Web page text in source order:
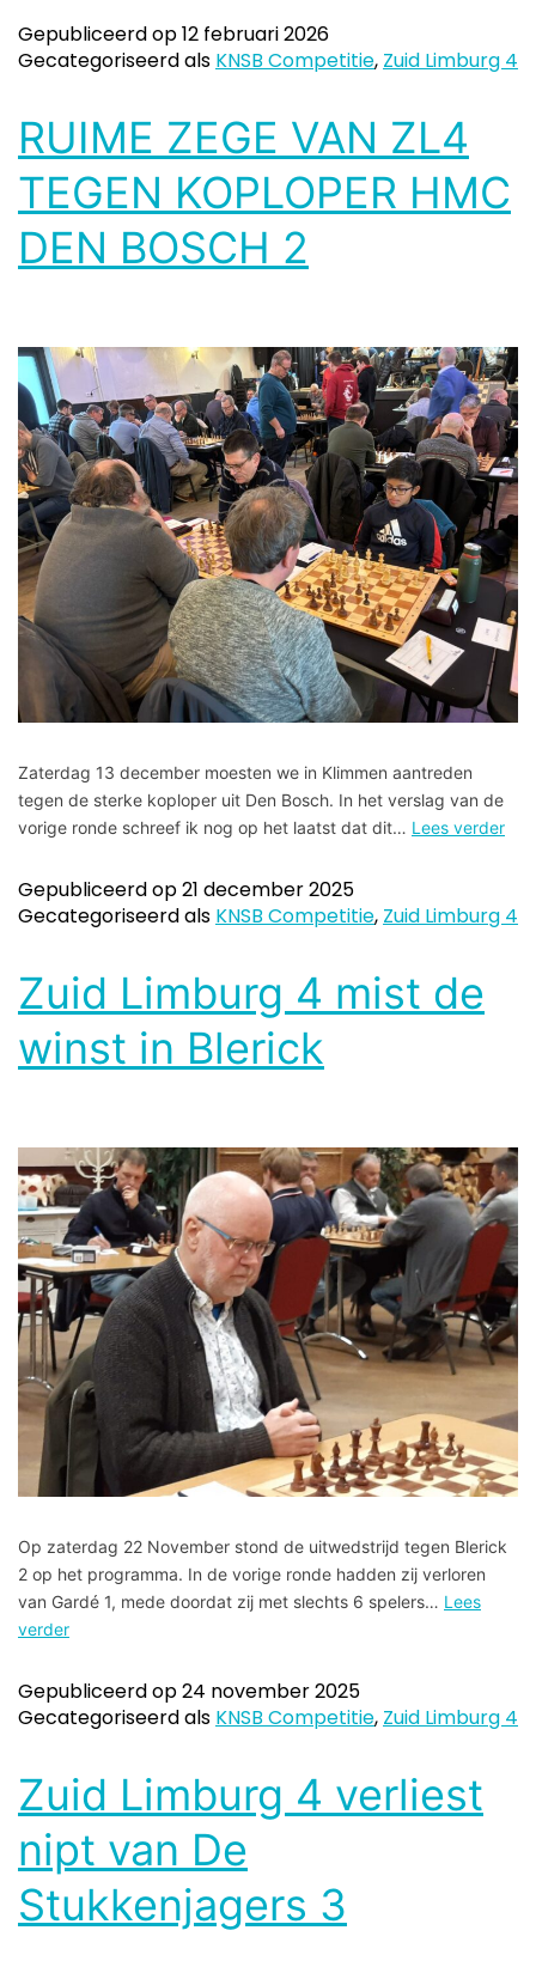
Gepubliceerd op12 februari 2026
Gecategoriseerd als KNSB Competitie, Zuid Limburg 4
RUIME ZEGE VAN ZL4
TEGEN KOPLOPER HMC
DEN BOSCH 2
Zaterdag 13 december moesten we in Klimmen aantreden
tegen de sterke koploper uit Den Bosch. In het verslag van de
vorige ronde schreef ik nog op het laatst dat dit… Lees verder
Gepubliceerd op21 december 2025
Gecategoriseerd als KNSB Competitie, Zuid Limburg 4
Zuid Limburg 4 mist de
winst in Blerick
Op zaterdag 22 November stond de uitwedstrijd tegen Blerick
2 op het programma. In de vorige ronde hadden zij verloren
van Gardé 1, mede doordat zij met slechts 6 spelers… Lees
verder
Gepubliceerd op24 november 2025
Gecategoriseerd als KNSB Competitie, Zuid Limburg 4
Zuid Limburg 4 verliest
nipt van De
Stukkenjagers 3